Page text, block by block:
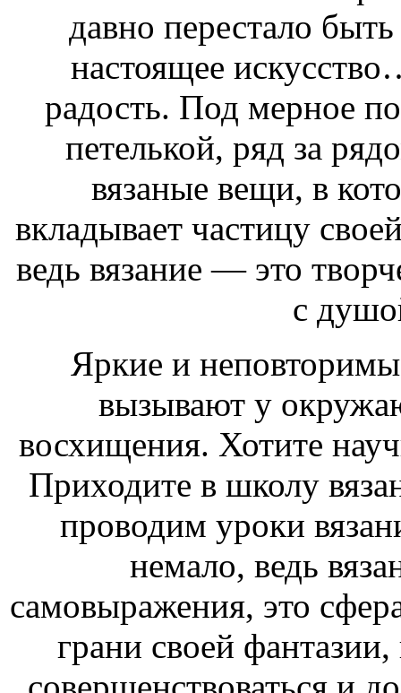
давно перестало
настоящее
радость. Под мерное
петелькой, ряд за
вязаные вещи, в
вкладывает частицу
ведь вязание — это
с
Яркие и
вызывают у
восхищения. Хотите
Приходите в школу
проводим уроки
немало, ведь
самовыражения, это
грани своей